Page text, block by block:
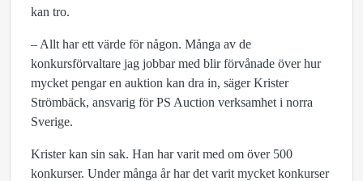
kan tro.
– Allt har ett värde för någon. Många av de
konkursförvaltare jag jobbar med blir förvånade över hur
mycket pengar en auktion kan dra in, säger Krister
Strömbäck, ansvarig för PS Auction verksamhet i norra
Sverige.
Krister kan sin sak. Han har varit med om över 500
konkurser. Under många år har det varit mycket konkurser